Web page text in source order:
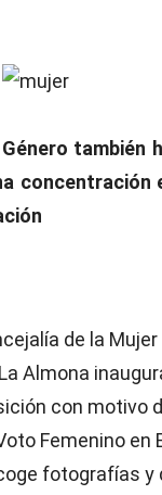
también
concentración
de la Mujer
Almona
con motivo
Femenino en
fotografías y